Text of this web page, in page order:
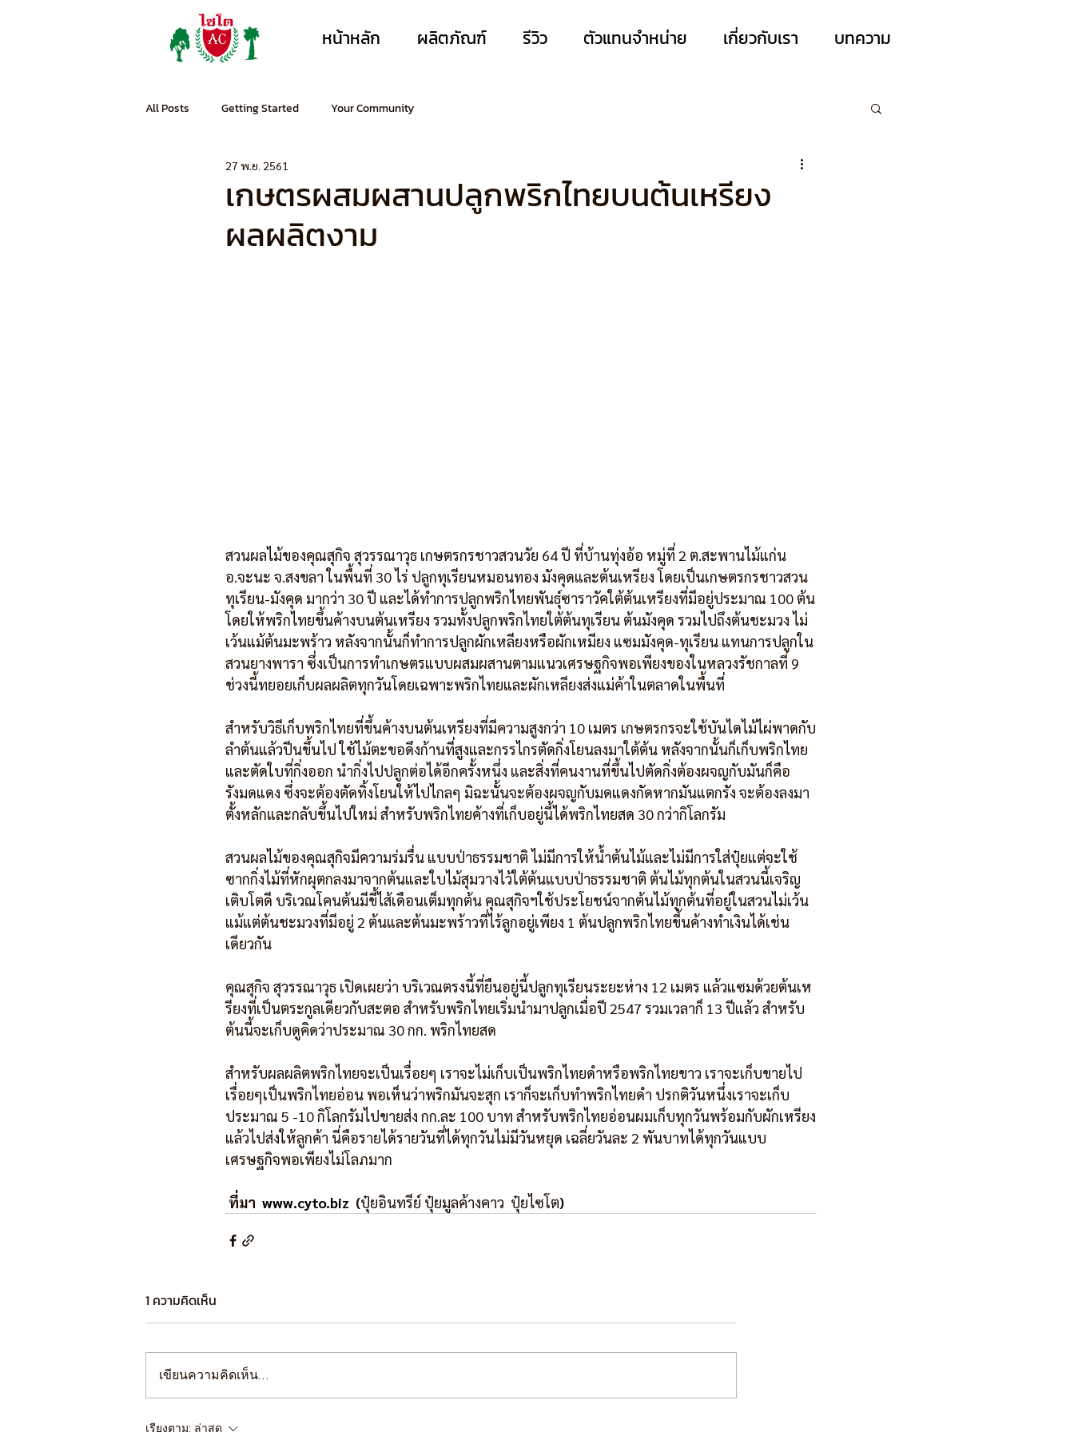
หน้าหลัก ผลิตภัณฑ์ รีวิว ตัวแทนจำหน่าย เกี่ยวกับเรา บทความ
All Posts Getting Started Your Community
เกษตรผสมผสานปลูกพริกไทยบนต้นเหรียง
ผลผลิตงาม
27 พ.ย. 2561
สวนผลไม้ของคุณสุกิจ สุวรรณาวุธ เกษตรกรชาวสวนวัย 64 ปี ที่บ้านทุ่งอ้อ หมู่ที่ 2 ต.สะพานไม้แก่น
อ.จะนะ จ.สงขลา ในพื้นที่ 30 ไร่ ปลูกทุเรียนหมอนทอง มังคุดและต้นเหรียง โดยเป็นเกษตรกรชาวสวน
ทุเรียน-มังคุด มากว่า 30 ปี และได้ทำการปลูกพริกไทยพันธุ์ซาราวัคใต้ต้นเหรียงที่มีอยู่ประมาณ 100 ต้น
โดยให้พริกไทยขึ้นค้างบนต้นเหรียง รวมทั้งปลูกพริกไทยใต้ต้นทุเรียน ต้นมังคุด รวมไปถึงต้นชะมวง ไม่
เว้นแม้ต้นมะพร้าว หลังจากนั้นก็ทำการปลูกผักเหลียงหรือผักเหมียง แซมมังคุด-ทุเรียน แทนการปลูกใน
สวนยางพารา ซึ่งเป็นการทำเกษตรแบบผสมผสานตามแนวเศรษฐกิจพอเพียงของในหลวงรัชกาลที่ 9
ช่วงนี้ทยอยเก็บผลผลิตทุกวันโดยเฉพาะพริกไทยและผักเหลียงส่งแม่ค้าในตลาดในพื้นที่
สำหรับวิธีเก็บพริกไทยที่ขึ้นค้างบนต้นเหรียงที่มีความสูงกว่า 10 เมตร เกษตรกรจะใช้บันไดไม้ไผ่พาดกับ
ลำต้นแล้วปีนขึ้นไป ใช้ไม้ตะขอดึงก้านที่สูงและกรรไกรตัดกิ่งโยนลงมาใต้ต้น หลังจากนั้นก็เก็บพริกไทย
และตัดใบที่กิ่งออก นำกิ่งไปปลูกต่อได้อีกครั้งหนึ่ง และสิ่งที่คนงานที่ขึ้นไปตัดกิ่งต้องผจญกับมันก็คือ
รังมดแดง ซึ่งจะต้องตัดทิ้งโยนให้ไปไกลๆ มิฉะนั้นจะต้องผจญกับมดแดงกัดหากมันแตกรัง จะต้องลงมา
ตั้งหลักและกลับขึ้นไปใหม่ สำหรับพริกไทยค้างที่เก็บอยู่นี้ได้พริกไทยสด 30 กว่ากิโลกรัม
สวนผลไม้ของคุณสุกิจมีความร่มรื่น แบบป่าธรรมชาติ ไม่มีการให้น้ำต้นไม้และไม่มีการใส่ปุ๋ยแต่จะใช้
ซากกิ่งไม้ที่หักผุตกลงมาจากต้นและใบไม้สุมวางไว้ใต้ต้นแบบป่าธรรมชาติ ต้นไม้ทุกต้นในสวนนี้เจริญ
เติบโตดี บริเวณโคนต้นมีขี้ไส้เดือนเต็มทุกต้น คุณสุกิจฯใช้ประโยชน์จากต้นไม้ทุกต้นที่อยู่ในสวนไม่เว้น
แม้แต่ต้นชะมวงที่มีอยู่ 2 ต้นและต้นมะพร้าวที่ไร้ลูกอยู่เพียง 1 ต้นปลูกพริกไทยขี้นค้างทำเงินได้เช่น
เดียวกัน
คุณสุกิจ สุวรรณาวุธ เปิดเผยว่า บริเวณตรงนี้ที่ยืนอยู่นี้ปลูกทุเรียนระยะห่าง 12 เมตร แล้วแซมด้วยต้นเห
รียงที่เป็นตระกูลเดียวกับสะตอ สำหรับพริกไทยเริ่มนำมาปลูกเมื่อปี 2547 รวมเวลาก็ 13 ปีแล้ว สำหรับ
ต้นนี้จะเก็บดูคิดว่าประมาณ 30 กก. พริกไทยสด
สำหรับผลผลิตพริกไทยจะเป็นเรื่อยๆ เราจะไม่เก็บเป็นพริกไทยดำหรือพริกไทยขาว เราจะเก็บขายไป
เรื่อยๆเป็นพริกไทยอ่อน พอเห็นว่าพริกมันจะสุก เราก็จะเก็บทำพริกไทยดำ ปรกติวันหนึ่งเราจะเก็บ
ประมาณ 5 -10 กิโลกรัมไปขายส่ง กก.ละ 100 บาท สำหรับพริกไทยอ่อนผมเก็บทุกวันพร้อมกับผักเหรียง
แล้วไปส่งให้ลูกค้า นี่คือรายได้รายวันที่ได้ทุกวันไม่มีวันหยุด เฉลี่ยวันละ 2 พันบาทได้ทุกวันแบบ
เศรษฐกิจพอเพียงไม่โลภมาก
ที่มา www.cyto.biz
  (
ปุ๋ยอินทรีย์ ปุ๋ยมูลค้างคาว  ปุ๋ยไซโต)
1 ความคิดเห็น
เขียนความคิดเห็น…
เรียงตาม: ล่าสุด